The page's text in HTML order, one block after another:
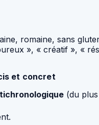
romaine, sans
», « créatif », «
et concret
(du